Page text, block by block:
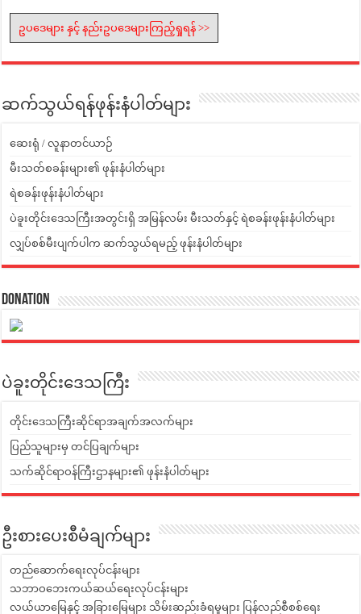
ဥပဒေများ နှင့် နည်းဥပဒေများကြည့်ရှုရန် >>
ဆက်သွယ်ရန်ဖုန်းနံပါတ်များ
ဆေးရုံ / လူနာတင်ယာဉ်
မီးသတ်စခန်းများ၏ ဖုန်းနံပါတ်များ
ရဲစခန်းဖုန်းနံပါတ်များ
ပဲခူးတိုင်းဒေသကြီးအတွင်းရှိ အမြန်လမ်း မီးသတ်နှင့် ရဲစခန်းဖုန်းနံပါတ်များ
လျှပ်စစ်မီးပျက်ပါက ဆက်သွယ်ရမည့် ဖုန်းနံပါတ်များ
Donation
ပဲခူးတိုင်းဒေသကြီး
တိုင်းဒေသကြီးဆိုင်ရာအချက်အလက်များ
ပြည်သူများမှ တင်ပြချက်များ
သက်ဆိုင်ရာဝန်ကြီးဌာနများ၏ ဖုန်းနံပါတ်များ
ဦးစားပေးစီမံချက်များ
တည်ဆောက်ရေးလုပ်ငန်းများ
သဘာဝဘေးကယ်ဆယ်ရေးလုပ်ငန်းများ
လယ်ယာမြေနှင့် အခြားမြေများ သိမ်းဆည်းခံရမှုများ ပြန်လည်စီစစ်ရေး